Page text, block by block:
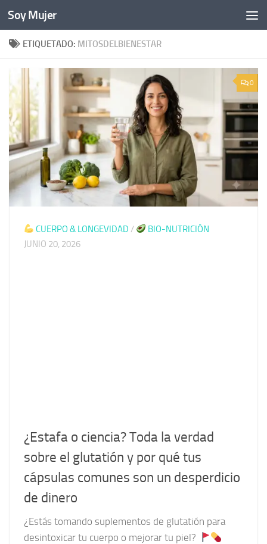
Bajo el contenido
Soy Mujer
ETIQUETADO: MITOSDELBIENESTAR
0
CUERPO & LONGEVIDAD /
BIO-NUTRICIÓN
JUNIO 20, 2026
¿Estafa o ciencia? Toda la verdad
sobre el glutatión y por qué tus
cápsulas comunes son un desperdicio
de dinero
¿Estás tomando suplementos de glutatión para
desintoxicar tu cuerpo o mejorar tu piel?